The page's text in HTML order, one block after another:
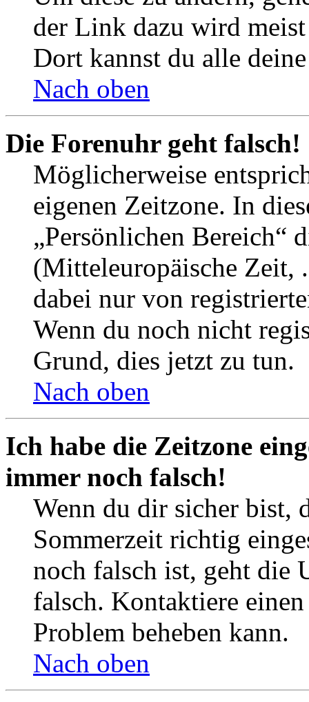
der Link dazu wird
Dort kannst du alle
Nach oben
Die Forenuhr geht falsch!
Möglicherweise
eigenen Zeitzone. In
„Persönlichen Bereich“
(Mitteleuropäische Zeit,
dabei nur von
Wenn du noch nicht
Grund, dies jetzt zu tun.
Nach oben
Ich habe die Zeitzone
immer noch falsch!
Wenn du dir sicher bist,
Sommerzeit richtig
noch falsch ist, geht die
falsch. Kontaktiere
Problem beheben kann.
Nach oben